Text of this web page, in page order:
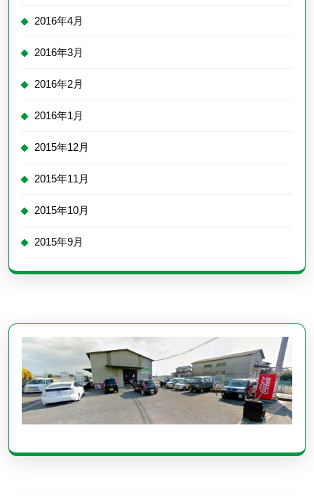
2016年4月
2016年3月
2016年2月
2016年1月
2015年12月
2015年11月
2015年10月
2015年9月